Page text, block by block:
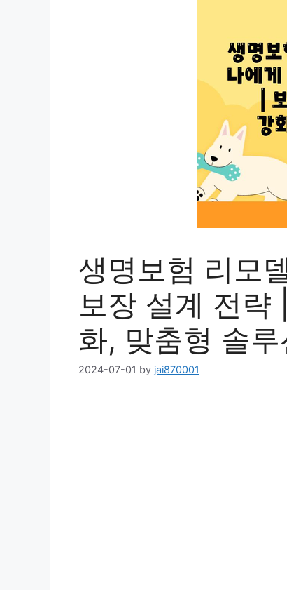
생명보험 리모
보장 설계 전략
화, 맞춤형 솔루
2024-07-01 by jai870001